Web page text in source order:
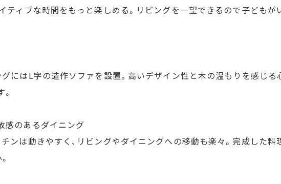
ティブな時間をもっと楽しめる。リビングを一望できるので子どもが
にはL字の造作ソファを設置。高いデザイン性と木の温もりを感じる
感のあるダイニング
ンは動きやすく、リビングやダイニングへの移動も楽々。完成した